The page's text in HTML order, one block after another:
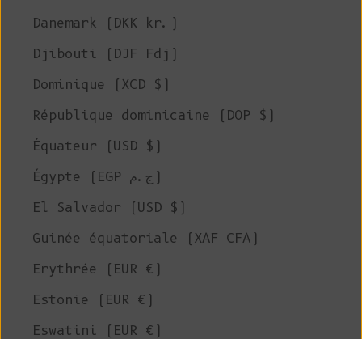
Danemark (DKK kr.)
Djibouti (DJF Fdj)
Dominique (XCD $)
République dominicaine (DOP $)
Équateur (USD $)
Égypte (EGP ج.م)
El Salvador (USD $)
Guinée équatoriale (XAF CFA)
Erythrée (EUR €)
Estonie (EUR €)
Eswatini (EUR €)